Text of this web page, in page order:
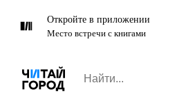
Откройте в приложении
Место встречи с книгами